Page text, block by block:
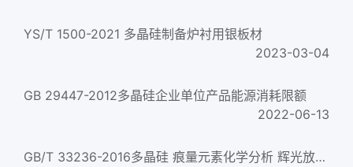
YS/T 1500-2021 多晶硅制备炉衬用银板材
2023-03-04
GB 29447-2012多晶硅企业单位产品能源消耗限额
2022-06-13
GB/T 33236-2016多晶硅 痕量元素化学分析 辉光放电质谱法